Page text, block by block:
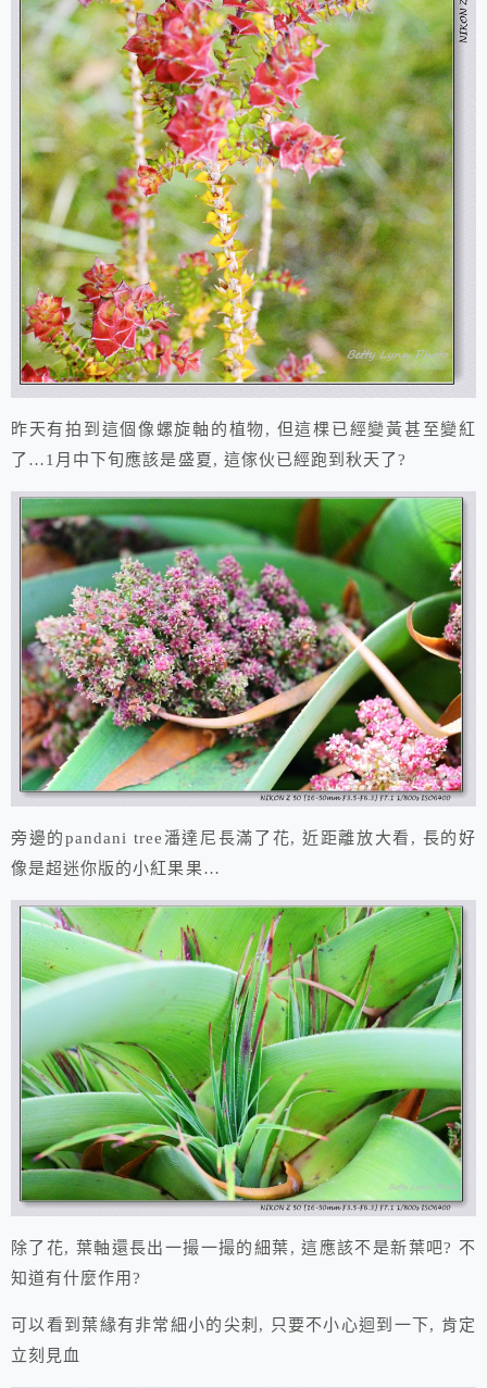
昨天有拍到這個像螺旋軸的植物, 但這棵已經變黃甚至變紅
了…1月中下旬應該是盛夏, 這傢伙已經跑到秋天了?
旁邊的pandani tree潘達尼長滿了花, 近距離放大看, 長的好
像是超迷你版的小紅果果…
除了花, 葉軸還長出一撮一撮的細葉, 這應該不是新葉吧? 不
知道有什麼作用?
可以看到葉緣有非常細小的尖刺, 只要不小心迴到一下, 肯定
立刻見血